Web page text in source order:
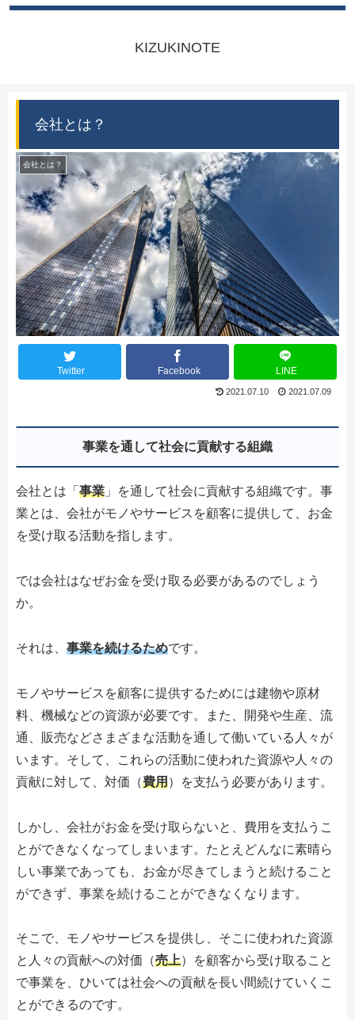
KIZUKINOTE
会社とは？
会社とは？
Twitter Facebook LINE
2021.07.10 2021.07.09
事業を通して社会に貢献する組織
会社とは「 事業 」を通して社会に貢献する組織です。事
業とは、会社がモノやサービスを顧客に提供して、お金
を受け取る活動を指します。
では会社はなぜお金を受け取る必要があるのでしょう
か。
それは、 事業を続けるためです。
モノやサービスを顧客に提供するためには建物や原材
料、機械などの資源が必要です。また、開発や生産、流
通、販売などさまざまな活動を通して働いている人々が
います。そして、これらの活動に使われた資源や人々の
貢献に対して、対価（費用）を支払う必要があります。
しかし、会社がお金を受け取らないと、費用を支払うこ
とができなくなってしまいます。たとえどんなに素晴ら
しい事業であっても、お金が尽きてしまうと続けること
ができず、事業を続けることができなくなります。
そこで、モノやサービスを提供し、そこに使われた資源
と人々の貢献への対価（売上）を顧客から受け取ること
で事業を、ひいては社会への貢献を長い間続けていくこ
とができるのです。